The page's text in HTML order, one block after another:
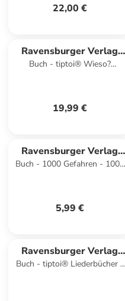
22,00 €
Ravensburger Verlag
GmbH
Buch - tiptoi® Wieso?
19,99 €
Ravensburger Verlag
GmbH
Buch - 1000 Gefahren - 1000
5,99 €
Ravensburger Verlag
GmbH
Buch - tiptoi® Liederbücher -